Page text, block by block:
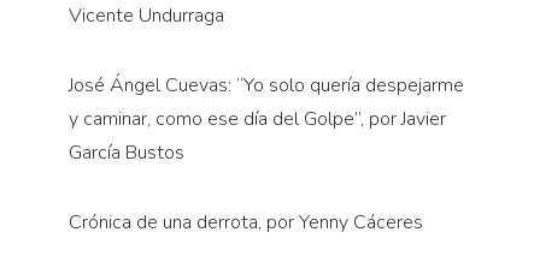
Vicente Undurraga
José Ángel Cuevas: “Yo solo quería despejarme
y caminar, como ese día del Golpe”, por Javier
García Bustos
Crónica de una derrota, por Yenny Cáceres